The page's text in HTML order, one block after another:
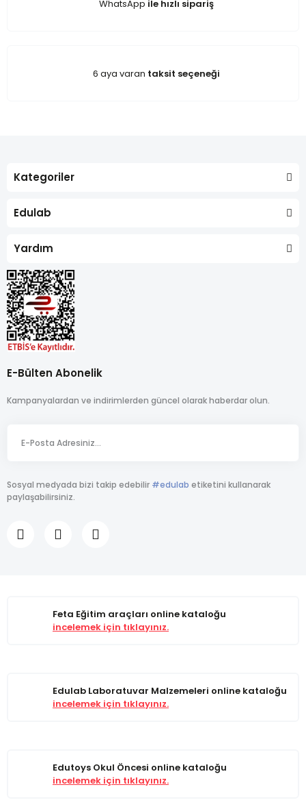
WhatsApp ile hızlı sipariş
6 aya varan taksit seçeneği
Kategoriler
Edulab
Yardım
E-Bülten Abonelik
Kampanyalardan ve indirimlerden güncel olarak haberdar olun.
Sosyal medyada bizi takip edebilir #edulab etiketini kullanarak
paylaşabilirsiniz.
Feta Eğitim araçları online kataloğu
incelemek için tıklayınız.
Edulab Laboratuvar Malzemeleri online kataloğu
incelemek için tıklayınız.
Edutoys Okul Öncesi online kataloğu
incelemek için tıklayınız.